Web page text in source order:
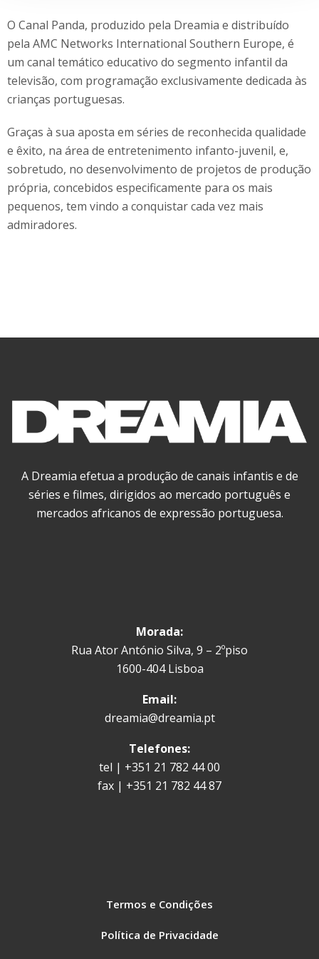
O Canal Panda, produzido pela Dreamia e distribuído
pela AMC Networks International Southern Europe, é
um canal temático educativo do segmento infantil da
televisão, com programação exclusivamente dedicada às
crianças portuguesas.
Graças à sua aposta em séries de reconhecida qualidade
e êxito, na área de entretenimento infanto-juvenil, e,
sobretudo, no desenvolvimento de projetos de produção
própria, concebidos especificamente para os mais
pequenos, tem vindo a conquistar cada vez mais
admiradores.
A Dreamia efetua a produção de canais infantis e de
séries e filmes, dirigidos ao mercado português e
mercados africanos de expressão portuguesa.
Morada:
Rua Ator António Silva, 9 – 2ºpiso
1600-404 Lisboa
Email:
dreamia@dreamia.pt
Telefones:
tel | +351 21 782 44 00
fax | +351 21 782 44 87
Termos e Condições
Política de Privacidade